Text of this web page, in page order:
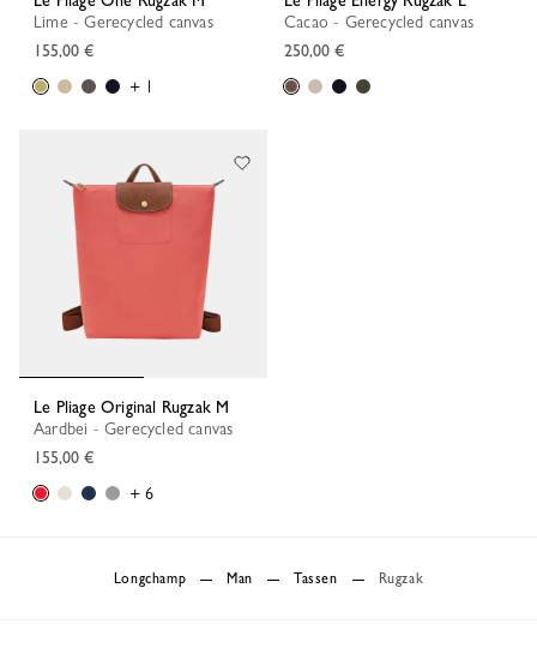
Lime - Gerecycled canvas
155,00 €
+ 1
Cacao - Gerecycled canvas
250,00 €
Le Pliage Original Rugzak M
Aardbei - Gerecycled canvas
155,00 €
+ 6
Longchamp Man Tassen Rugzak